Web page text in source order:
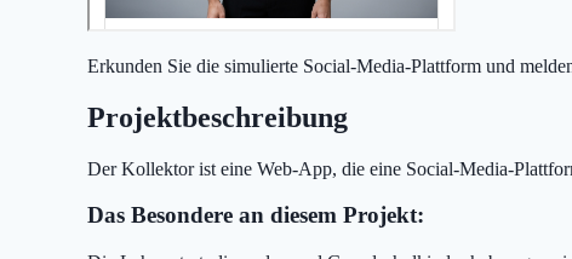
Erkunden Sie die simulierte Social-Media-Plattform und
Projektbeschreibung
Der Kollektor ist eine Web-App, die eine Social-Media-
Das Besondere an diesem Projekt: